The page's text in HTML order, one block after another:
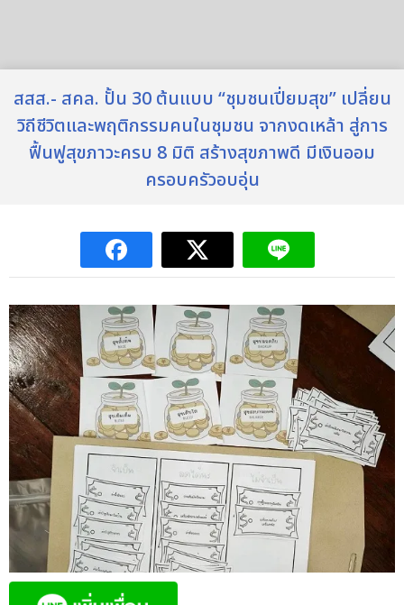
สสส.- สคล. ปั้น 30 ต้นแบบ “ชุมชนเปี่ยมสุข” เปลี่ยน
วิถีชีวิตและพฤติกรรมคนในชุมชน จากงดเหล้า สู่การ
ฟื้นฟูสุขภาวะครบ 8 มิติ สร้างสุขภาพดี มีเงินออม
ครอบครัวอบอุ่น